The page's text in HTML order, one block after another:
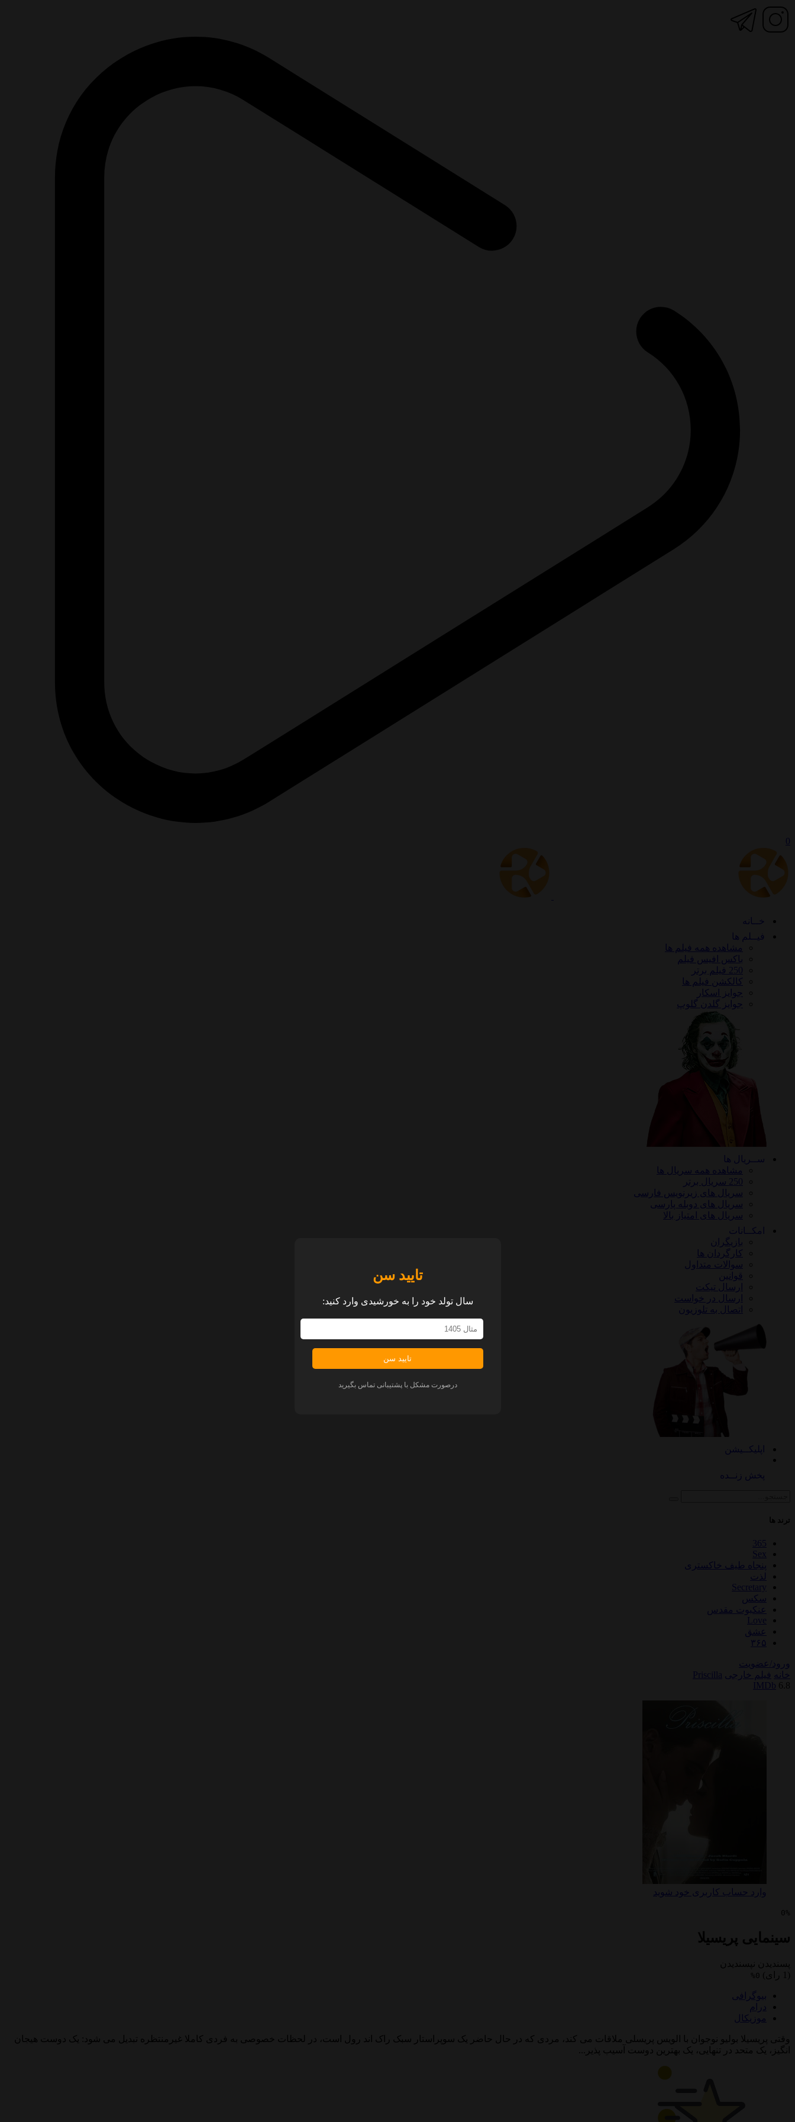
0
خــانه
فیــلم ها
مشاهده همه فیلم ها
باکس افیس فیلم
250 فیلم برتر
کالکشن فیلم ها
جوایز اسکار
جوایز گلدن گلوپ
ســریال ها
مشاهده همه سریال ها
250 سریال برتر
سریال های زیرنویس فارسی
سریال های دوبله پارسی
سریال های امتیاز بالا
امکــانات
بازیگران
کارگردان ها
سوالات متداول
قوانین
ارسال تیکت
ارسال در خواست
اتصال به تلوزیون
اپلیکــیشن
پخش زنــده
ترند ها
365
Sex
پنجاه طیف خاکستری
لذت
Secretary
سکس
عنکبوت مقدس
Love
عشق
۳۶۵
ورود/عضویت
تایید سن
سال تولد خود را به خورشیدی وارد کنید:
تایید سن
درصورت مشکل با پشتیبانی تماس بگیرید
خانه فیلم خارجی
Priscilla
IMDb 6.8
وارد حساب کاربری خود شوید
0%
سینمایی پریسیلا
پسندیدن
نپسندیدن
(1 رای)
0%
بیوگرافی
درام
موزیکال
وقتی پریسیلا بولیو نوجوان با الویس پریسلی ملاقات می کند، مردی که در حال حاضر یک سوپراستار سبک راک اند رول است، در لحظات خصوصی به فردی کاملا غیرمنتظره تبدیل می شود: یک دوست هیجان
انگیز، یک متحد در تنهایی، یک بهترین دوست آسیب پذیر...